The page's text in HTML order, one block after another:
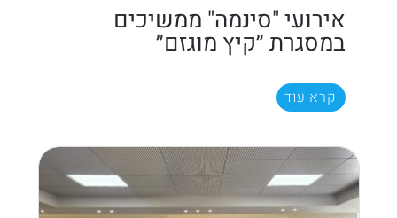
אירועי "סינמה" ממשיכים
במסגרת ״קיץ מוגזם״
קרא עוד